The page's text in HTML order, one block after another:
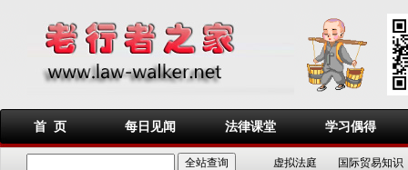
首 页 每日见闻 法律课堂 学习偶得
虚拟法庭 国际贸易知识